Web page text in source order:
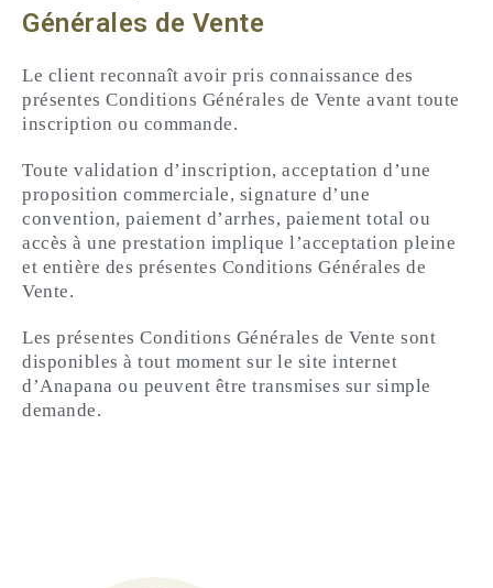
Générales de Vente
Le client reconnaît avoir pris connaissance des
présentes Conditions Générales de Vente avant toute
inscription ou commande.
Toute validation d’inscription, acceptation d’une
proposition commerciale, signature d’une
convention, paiement d’arrhes, paiement total ou
accès à une prestation implique l’acceptation pleine
et entière des présentes Conditions Générales de
Vente.
Les présentes Conditions Générales de Vente sont
disponibles à tout moment sur le site internet
d’Anapana ou peuvent être transmises sur simple
demande.